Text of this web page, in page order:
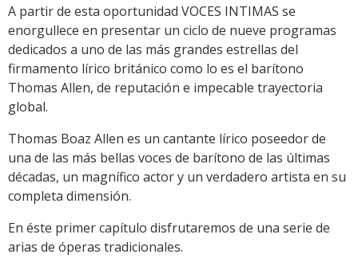
Link
A partir de esta oportunidad VOCES INTIMAS se
enorgullece en presentar un ciclo de nueve programas
dedicados a uno de las más grandes estrellas del
firmamento lírico británico como lo es el barítono
Thomas Allen, de reputación e impecable trayectoria
global.
Thomas Boaz Allen es un cantante lírico poseedor de
una de las más bellas voces de barítono de las últimas
décadas, un magnífico actor y un verdadero artista en su
completa dimensión.
En éste primer capítulo disfrutaremos de una serie de
arias de óperas tradicionales.